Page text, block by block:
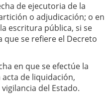
de ejecutoria de la
o adjudicación; o en
escritura pública, si se
se refiere el Decreto
en que se efectúe la
de liquidación,
del Estado.